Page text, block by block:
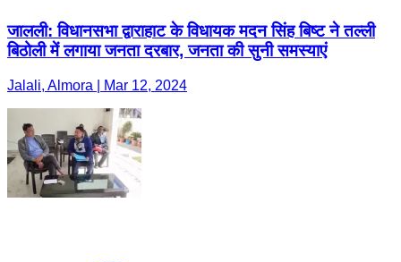
जालली: विधानसभा द्वाराहाट के विधायक मदन सिंह बिष्ट ने तल्ली
बिठोली में लगाया जनता दरबार, जनता की सुनी समस्याएं
Jalali, Almora | Mar 12, 2024